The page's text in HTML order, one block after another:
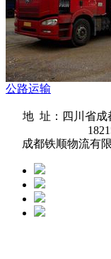
公路运输
地 址：四川省成
成都铁顺物流有